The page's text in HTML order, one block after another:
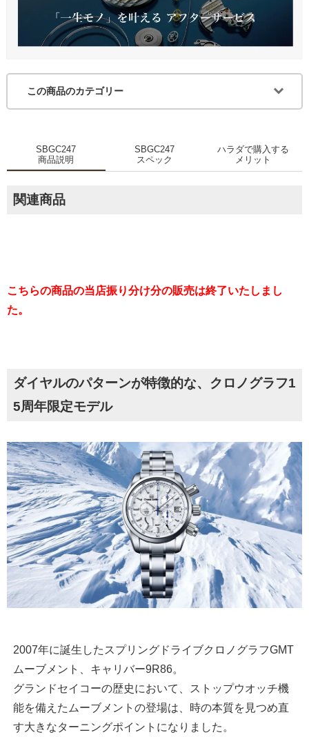
この商品のカテゴリー
SBGC247
商品説明
SBGC247
スペック
ハラダで購入する
メリット
関連商品
こちらの商品の当店振り分け分の販売は終了いたしまし
た。
ダイヤルのパターンが特徴的な、クロノグラフ1
5周年限定モデル
2007年に誕生したスプリングドライブクロノグラフGMT
ムーブメント、キャリバー9R86。
グランドセイコーの歴史において、ストップウオッチ機
能を備えたムーブメントの登場は、時の本質を見つめ直
す大きなターニングポイントになりました。